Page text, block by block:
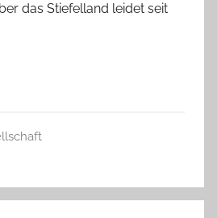
das Stiefelland leidet seit